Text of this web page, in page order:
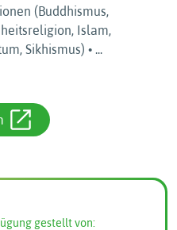
(Buddhismus,
Islam,
Sikhismus) • ...
gestellt von: